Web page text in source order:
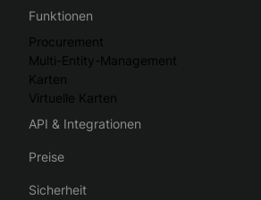
Funktionen
Procurement
Multi-Entity-Management
Karten
Virtuelle Karten
API & Integrationen
Preise
Sicherheit